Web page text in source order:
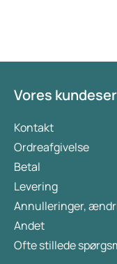
Vores
Kontakt
Ordreafgivelse
Betal
Levering
Annulleringer,
Andet
Ofte stillede